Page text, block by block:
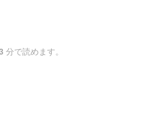
分で読めます。